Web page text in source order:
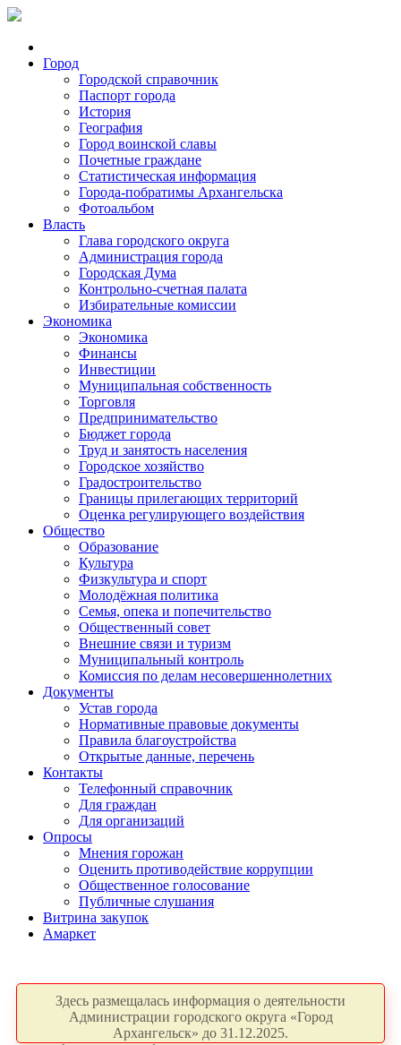
Город
Городской справочник
Паспорт города
История
География
Город воинской славы
Почетные граждане
Статистическая информация
Города-побратимы Архангельска
Фотоальбом
Власть
Глава городского округа
Администрация города
Городская Дума
Контрольно-счетная палата
Избирательные комиссии
Экономика
Экономика
Финансы
Инвестиции
Муниципальная собственность
Торговля
Предпринимательство
Бюджет города
Труд и занятость населения
Городское хозяйство
Градостроительство
Границы прилегающих территорий
Оценка регулирующего воздействия
Общество
Образование
Культура
Физкультура и спорт
Молодёжная политика
Семья, опека и попечительство
Общественный совет
Внешние связи и туризм
Муниципальный контроль
Комиссия по делам несовершеннолетних
Документы
Устав города
Нормативные правовые документы
Правила благоустройства
Открытые данные, перечень
Контакты
Телефонный справочник
Для граждан
Для организаций
Опросы
Мнения горожан
Оценить противодействие коррупции
Общественное голосование
Публичные слушания
Витрина закупок
Амаркет
Здесь размещалась информация о деятельности
Администрации городского округа «Город
Архангельск» до 31.12.2025.